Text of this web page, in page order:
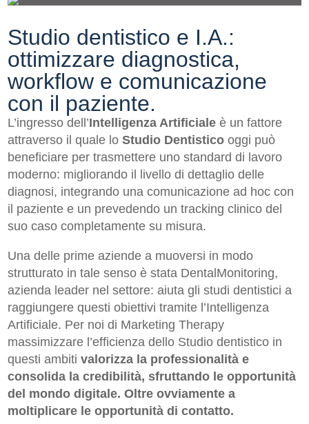
Studio dentistico e I.A.:
ottimizzare diagnostica,
workflow e comunicazione
con il paziente.
L’ingresso dell’Intelligenza Artificialeè un fattore
attraverso il quale loStudio Dentistico oggi può
beneficiare per trasmettere uno standard di lavoro
moderno: migliorando il livello di dettaglio delle
diagnosi, integrando una comunicazione ad hoc con
il paziente e un prevedendo un tracking clinico del
suo caso completamente su misura.
Una delle prime aziende a muoversi in modo
strutturato in tale senso è stata DentalMonitoring,
azienda leader nel settore: aiuta gli studi dentistici a
raggiungere questi obiettivi tramite l’Intelligenza
Artificiale. Per noi di Marketing Therapy
massimizzare l’efficienza dello Studio dentistico in
questi ambitivalorizza la professionalità e
consolida la credibilità, sfruttando le opportunità
del mondo digitale. Oltre ovviamente a
moltiplicare le opportunità di contatto.